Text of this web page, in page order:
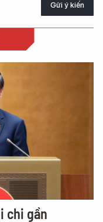
Gửi ý kiến
chi gần